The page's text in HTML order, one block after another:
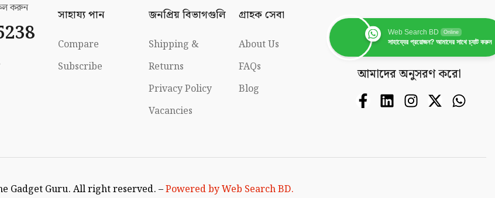
করুন সাহায্য পান
Compare
Subscribe
জনপ্রিয় বিভাগগুলি
Shipping &
Returns
Privacy Policy
Vacancies
গ্রাহক সেবা
About Us
FAQs
Blog
Web Search BD Online
সাহায্যের প্রয়োজন? আমাদের সাথে চ্যাট করুন
আমাদের অনুসরণ করো
Gadget Guru. All right reserved. –Powered by Web Search BD.